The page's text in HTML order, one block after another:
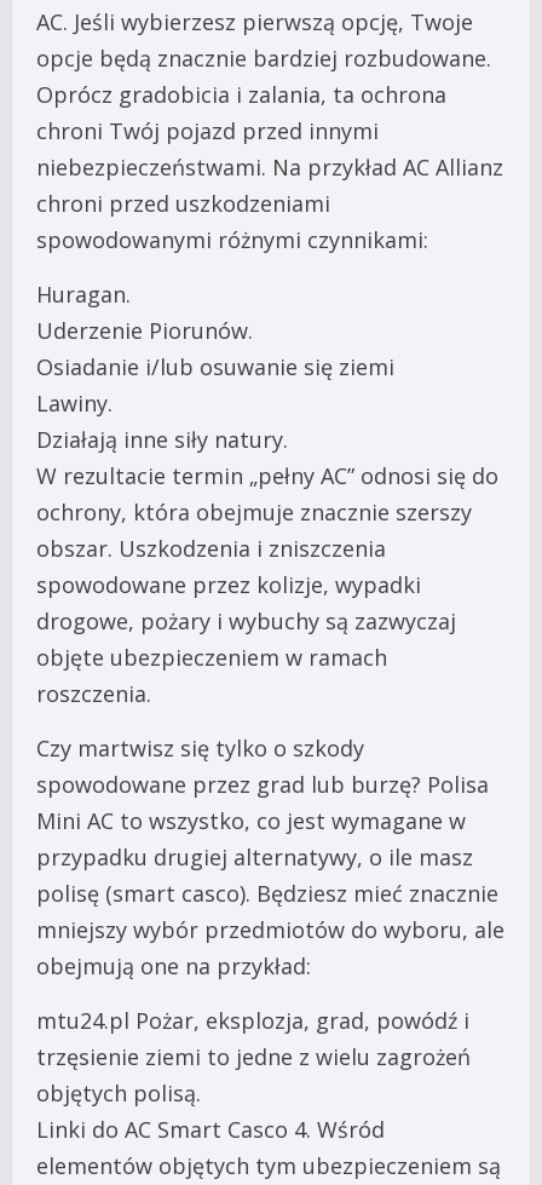
AC. Jeśli wybierzesz pierwszą opcję, Twoje
opcje będą znacznie bardziej rozbudowane.
Oprócz gradobicia i zalania, ta ochrona
chroni Twój pojazd przed innymi
niebezpieczeństwami. Na przykład AC Allianz
chroni przed uszkodzeniami
spowodowanymi różnymi czynnikami:
Huragan.
Uderzenie Piorunów.
Osiadanie i/lub osuwanie się ziemi
Lawiny.
Działają inne siły natury.
W rezultacie termin „pełny AC” odnosi się do
ochrony, która obejmuje znacznie szerszy
obszar. Uszkodzenia i zniszczenia
spowodowane przez kolizje, wypadki
drogowe, pożary i wybuchy są zazwyczaj
objęte ubezpieczeniem w ramach
roszczenia.
Czy martwisz się tylko o szkody
spowodowane przez grad lub burzę? Polisa
Mini AC to wszystko, co jest wymagane w
przypadku drugiej alternatywy, o ile masz
polisę (smart casco). Będziesz mieć znacznie
mniejszy wybór przedmiotów do wyboru, ale
obejmują one na przykład:
mtu24.pl Pożar, eksplozja, grad, powódź i
trzęsienie ziemi to jedne z wielu zagrożeń
objętych polisą.
Linki do AC Smart Casco 4. Wśród
elementów objętych tym ubezpieczeniem są